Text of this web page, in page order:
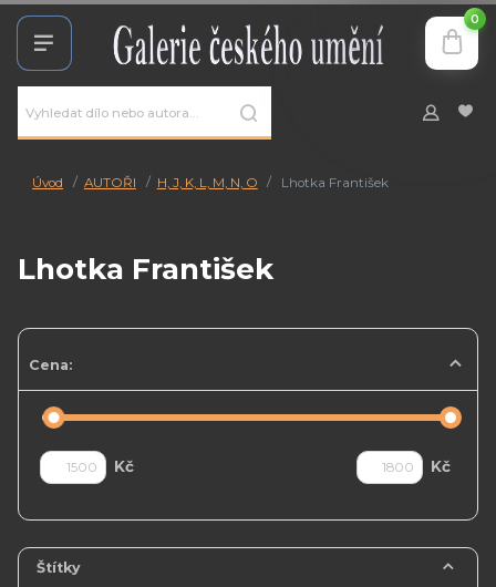
0
Úvod AUTOŘI H, J, K, L, M, N, O Lhotka František
Lhotka František
Cena:
Kč Kč
Štítky